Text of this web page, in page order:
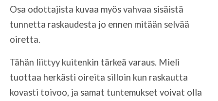
Osa odottajista kuvaa myös vahvaa sisäistä
tunnetta raskaudesta jo ennen mitään selvää
oiretta.
Tähän liittyy kuitenkin tärkeä varaus. Mieli
tuottaa herkästi oireita silloin kun raskautta
kovasti toivoo, ja samat tuntemukset voivat olla